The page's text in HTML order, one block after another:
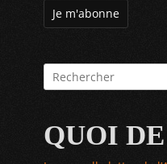
Rechercher :
QUOI